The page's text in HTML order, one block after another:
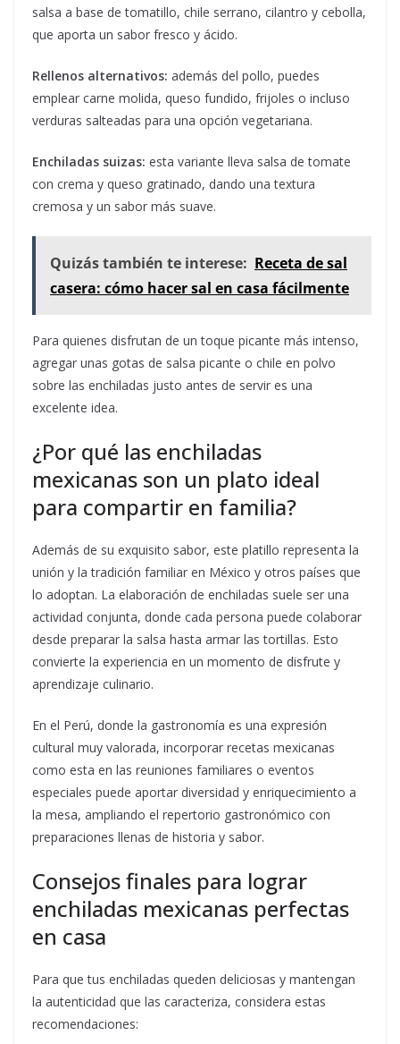
salsa a base de tomatillo, chile serrano, cilantro y cebolla,
que aporta un sabor fresco y ácido.
Rellenos alternativos: además del pollo, puedes
emplear carne molida, queso fundido, frijoles o incluso
verduras salteadas para una opción vegetariana.
Enchiladas suizas: esta variante lleva salsa de tomate
con crema y queso gratinado, dando una textura
cremosa y un sabor más suave.
Quizás también te interese: Receta de sal
casera: cómo hacer sal en casa fácilmente
Para quienes disfrutan de un toque picante más intenso,
agregar unas gotas de salsa picante o chile en polvo
sobre las enchiladas justo antes de servir es una
excelente idea.
¿Por qué las enchiladas
mexicanas son un plato ideal
para compartir en familia?
Además de su exquisito sabor, este platillo representa la
unión y la tradición familiar en México y otros países que
lo adoptan. La elaboración de enchiladas suele ser una
actividad conjunta, donde cada persona puede colaborar
desde preparar la salsa hasta armar las tortillas. Esto
convierte la experiencia en un momento de disfrute y
aprendizaje culinario.
En el Perú, donde la gastronomía es una expresión
cultural muy valorada, incorporar recetas mexicanas
como esta en las reuniones familiares o eventos
especiales puede aportar diversidad y enriquecimiento a
la mesa, ampliando el repertorio gastronómico con
preparaciones llenas de historia y sabor.
Consejos finales para lograr
enchiladas mexicanas perfectas
en casa
Para que tus enchiladas queden deliciosas y mantengan
la autenticidad que las caracteriza, considera estas
recomendaciones: